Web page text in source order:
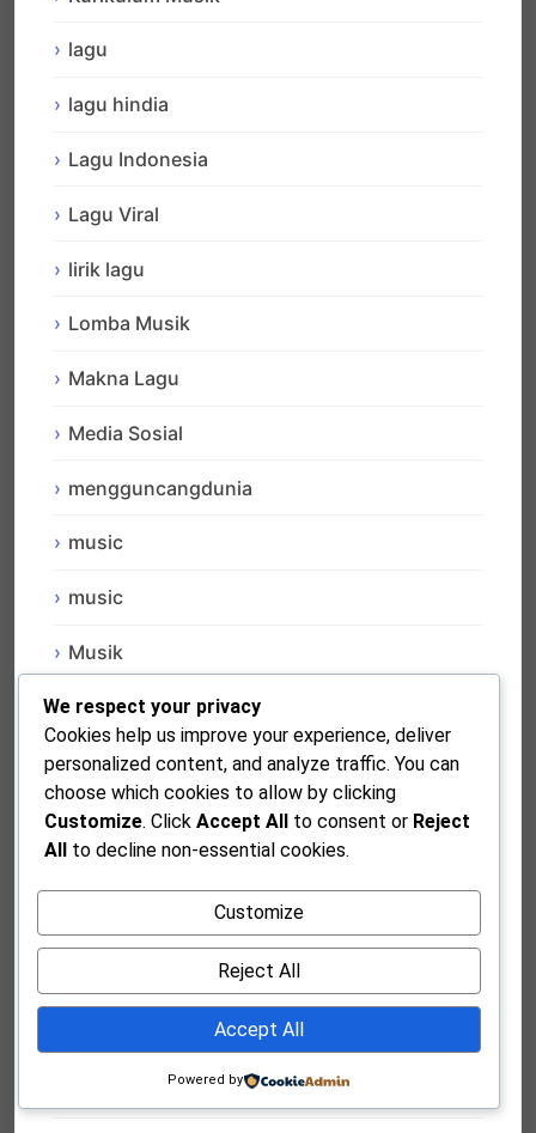
lagu
lagu hindia
Lagu Indonesia
Lagu Viral
lirik lagu
Lomba Musik
Makna Lagu
Media Sosial
mengguncangdunia
music
music
Musik
Musik & Konser
Musik Internasional
Musik Klasik
Musisi Muda & Talenta Nasional
Opini & Kritik Sosial
We respect your privacy
Cookies help us improve your experience, deliver
personalized content, and analyze traffic. You can
choose which cookies to allow by clicking
Customize. Click Accept All to consent or Reject
All to decline non-essential cookies.
Customize
Reject All
Accept All
Powered by